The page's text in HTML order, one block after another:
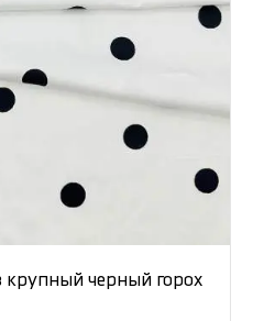
крупный черный горох